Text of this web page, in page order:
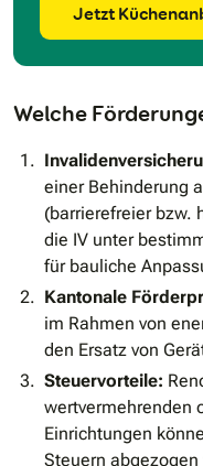
Jetzt
Welche
einer Behinderung
(barrierefreier bzw.
die IV unter
für bauliche
Kantonale
im Rahmen von
den Ersatz von
Steuervorteile:
wertvermehrenden
Einrichtungen
Steuern abgezogen